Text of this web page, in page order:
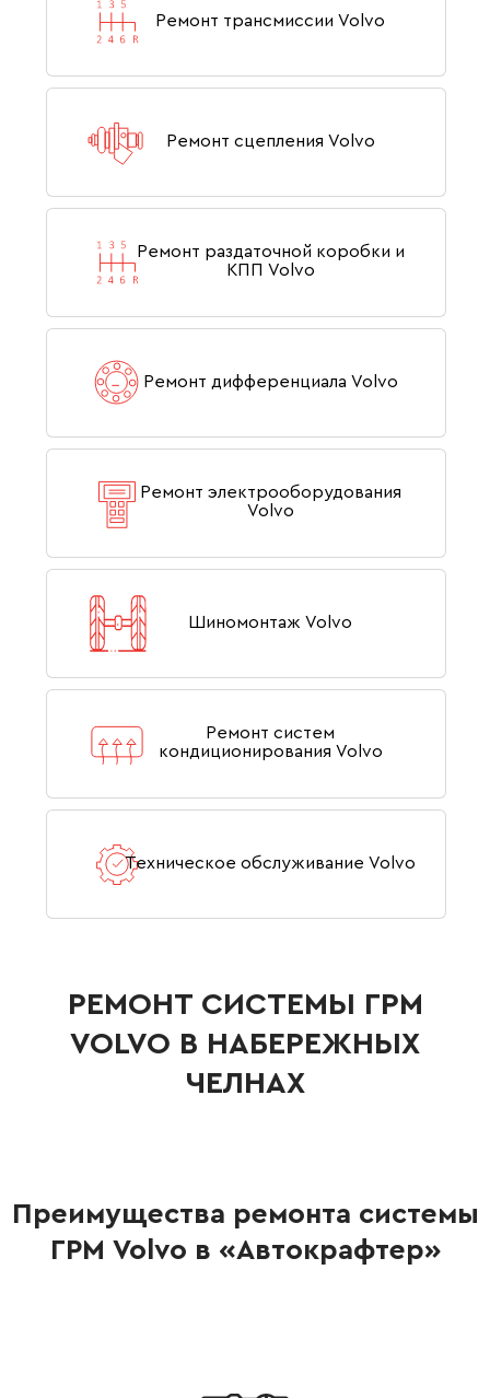
Ремонт трансмиссии Volvo
Ремонт сцепления Volvo
Ремонт раздаточной коробки и
КПП Volvo
Ремонт дифференциала Volvo
Ремонт электрооборудования
Volvo
Шиномонтаж Volvo
Ремонт систем
кондиционирования Volvo
Техническое обслуживание Volvo
РЕМОНТ СИСТЕМЫ ГРМ
VOLVO В НАБЕРЕЖНЫХ
ЧЕЛНАХ
Преимущества ремонта системы
ГРМ Volvo в «Автокрафтер»